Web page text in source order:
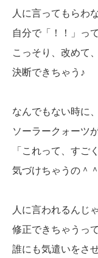
人に言ってもらわ
自分で「！！」っ
こっそり、改めて
決断できちゃう♪
なんでもない時に
ソーラークォーツ
「これって、すご
気づけちゃうの＾＾
人に言われるんじ
修正できちゃうっ
誰にも気遣いをさ